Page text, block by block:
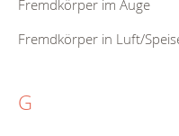
Fremdkörper im Auge
Fremdkörper in Luft/
G